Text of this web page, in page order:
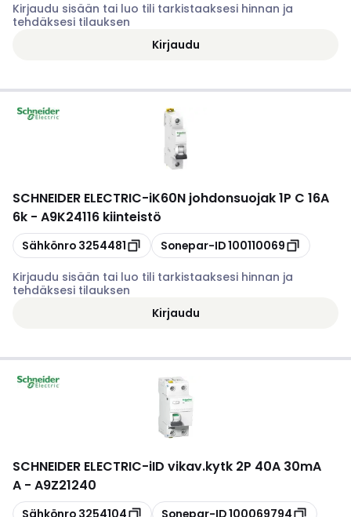
Kirjaudu sisään tai luo tili tarkistaaksesi hinnan ja
tehdäksesi tilauksen
Kirjaudu
SCHNEIDER ELECTRIC-iK60N johdonsuojak 1P C 16A
6k - A9K24116 kiinteistö
Kopioi
Sähkönro 3254481 Kopioi
Sonepar-ID100110069
Kirjaudu sisään tai luo tili tarkistaaksesi hinnan ja
tehdäksesi tilauksen
Kirjaudu
SCHNEIDER ELECTRIC-iID vikav.kytk 2P 40A 30mA
A - A9Z21240
Kopioi
Sähkönro 3254104 Kopioi
Sonepar-ID100069794